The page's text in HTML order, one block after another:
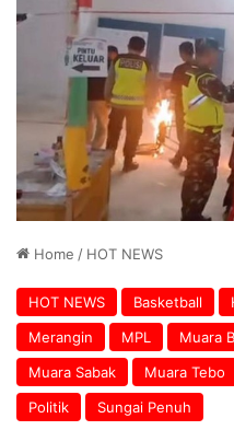
Home / HOT NEWS
HOT NEWS Basketball
Merangin
MPL Muara
Muara Sabak
Muara Tebo
Politik
Sungai Penuh